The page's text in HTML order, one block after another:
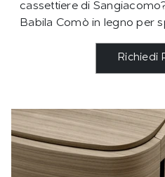
cassettiere di
Babila Comò in legno per
Richiedi